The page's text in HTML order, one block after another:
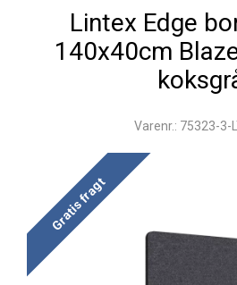
Lintex Edge
140x40cm
Varenr.: 75323-3-
Gratis fragt